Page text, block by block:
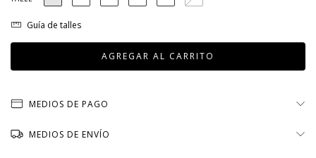
Guía de talles
MEDIOS DE PAGO
MEDIOS DE ENVÍO